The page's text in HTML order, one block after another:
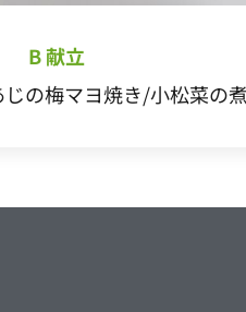
B 献立
の梅マヨ焼き/小松菜の